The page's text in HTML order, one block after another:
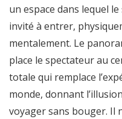
un espace dans lequel
invité à entrer,
mentalement. Le
place le spectateur au
totale qui remplace
monde, donnant
voyager sans bouger. Il